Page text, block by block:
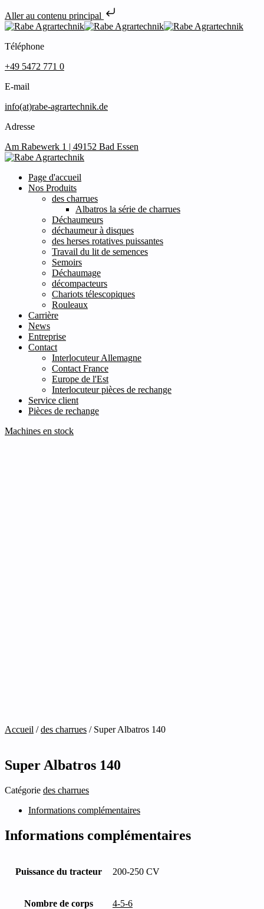
Aller au contenu principal
Téléphone
+49 5472 771 0
E-mail
info(at)rabe-agrartechnik.de
Adresse
Am Rabewerk 1 | 49152 Bad Essen
Page d'accueil
Nos Produits
des charrues
Albatros la série de charrues
Déchaumeurs
déchaumeur à disques
des herses rotatives puissantes
Travail du lit de semences
Semoirs
Déchaumage
décompacteurs
Chariots télescopiques
Rouleaux
Carrière
News
Entreprise
Contact
Interlocuteur Allemagne
Contact France
Europe de l'Est
Interlocuteur pièces de rechange
Service client
Pièces de rechange
Machines en stock
Accueil /des charrues / Super Albatros 140
Super Albatros 140
Catégorie des charrues
Informations complémentaires
Informations complémentaires
Puissance du tracteur 200-250 CV
Nombre de corps 4-5-6